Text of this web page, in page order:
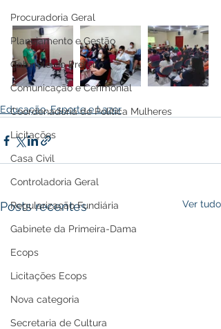
Procuradoria Geral
Planejamento e Gestão
Gabinete do Prefeito
Comunicação e Cerimonial
Coordenadoria de Politica Mulheres
Licitações
Casa Civil
Controladoria Geral
Regularização Fundiária
Gabinete da Primeira-Dama
Ecops
Licitações Ecops
Nova categoria
Secretaria de Cultura
Educação, Esporte e Lazer
Posts recentes Ver tudo